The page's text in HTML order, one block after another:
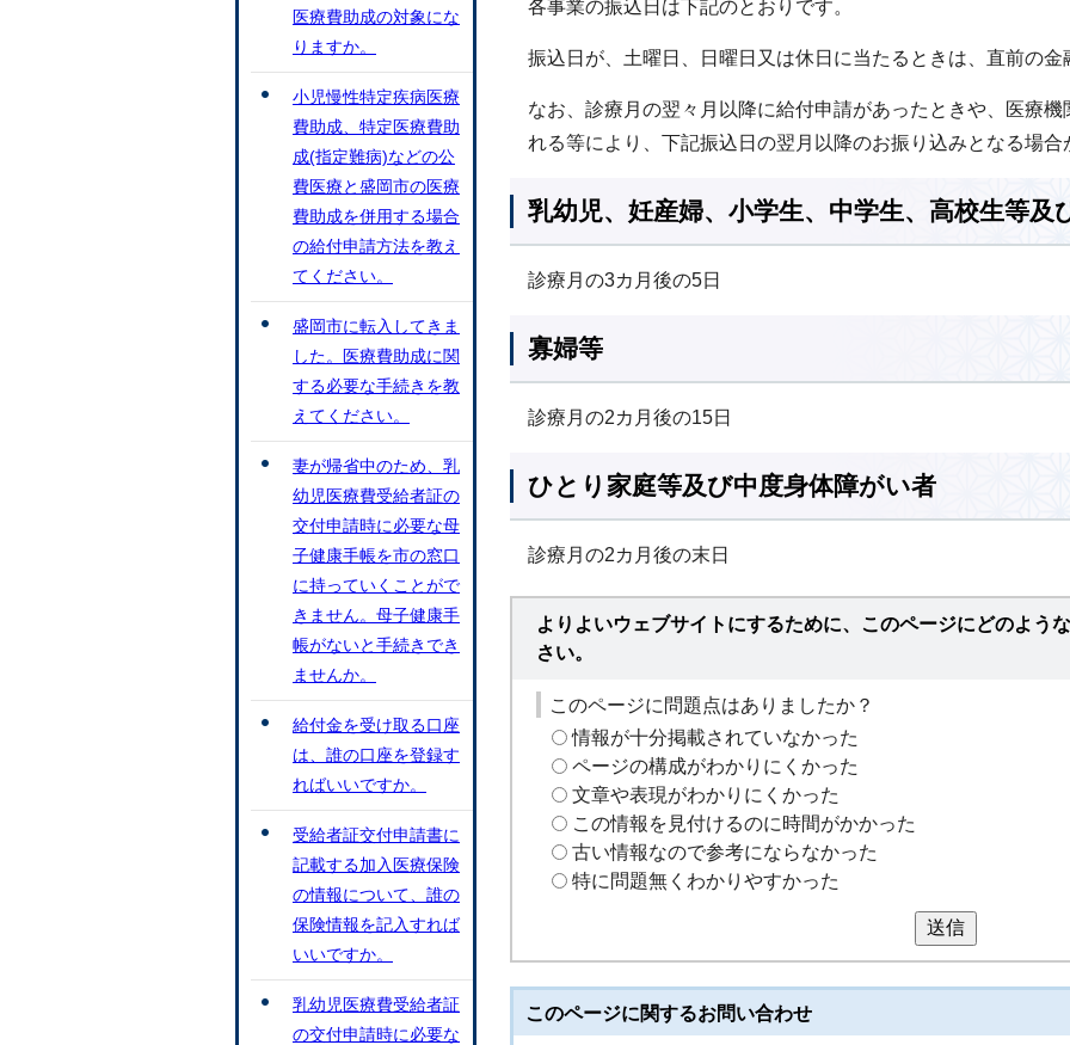
各事業の振込日は下記のとおりです。
振込日が、土曜日、日曜日又は休日に当たるときは、直前の金
なお、診療月の翌々月以降に給付申請があったときや、医療
れる等により、下記振込日の翌月以降のお振り込みとなる場合
乳幼児、妊産婦、小学生、中学生、高校生等及
診療月の3カ月後の5日
寡婦等
診療月の2カ月後の15日
ひとり家庭等及び中度身体障がい者
診療月の2カ月後の末日
よりよいウェブサイトにするために、このページにどのよう
さい。
このページに問題点はありましたか？
情報が十分掲載されていなかった
ページの構成がわかりにくかった
文章や表現がわかりにくかった
この情報を見付けるのに時間がかかった
古い情報なので参考にならなかった
特に問題無くわかりやすかった
送信
このページに関するお問い合わせ
医療費助成の対象にな
りますか。
小児慢性特定疾病医療
費助成、特定医療費助
成(指定難病)などの公
費医療と盛岡市の医療
費助成を併用する場合
の給付申請方法を教え
てください。
盛岡市に転入してきま
した。医療費助成に関
する必要な手続きを教
えてください。
妻が帰省中のため、乳
幼児医療費受給者証の
交付申請時に必要な母
子健康手帳を市の窓口
に持っていくことがで
きません。母子健康手
帳がないと手続きでき
ませんか。
給付金を受け取る口座
は、誰の口座を登録す
ればいいですか。
受給者証交付申請書に
記載する加入医療保険
の情報について、誰の
保険情報を記入すれば
いいですか。
乳幼児医療費受給者証
の交付申請時に必要な